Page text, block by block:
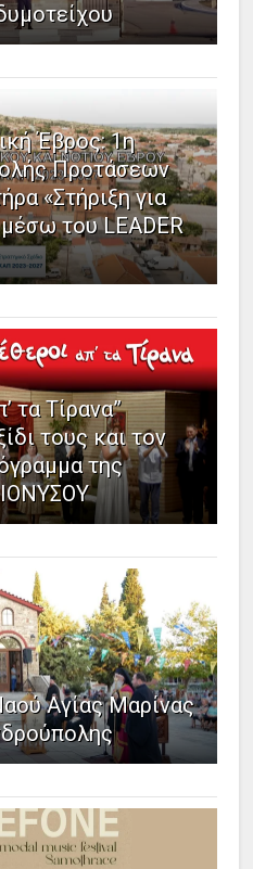
Έβρος: 1η
Προτάσεων
«Στήριξη για
του LEADER
τα Τίρανα”
τους και τον
της
Αγίας Μαρίνας